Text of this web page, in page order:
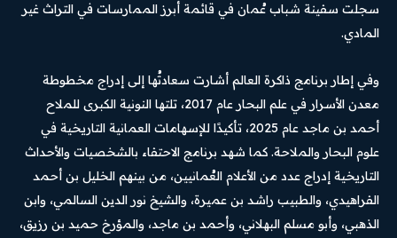
سجلت سفينة شباب عُمان في قائمة أبرز الممارسات في التراث غير
المادي.
وفي إطار برنامج ذاكرة العالم أشارت سعادتُها إلى إدراج مخطوطة
معدن الأسرار في علم البحار عام 2017، تلتها النونية الكبرى للملاح
أحمد بن ماجد عام 2025، تأكيدًا للإسهامات العمانية التاريخية في
علوم البحار والملاحة. كما شهد برنامج الاحتفاء بالشخصيات والأحداث
التاريخية إدراج عدد من الأعلام العُمانيين، من بينهم الخليل بن أحمد
الفراهيدي، والطبيب راشد بن عميرة، والشيخ نور الدين السالمي، وابن
الذهبي، وأبو مسلم البهلاني، وأحمد بن ماجد، والمؤرخ حميد بن رزيق،